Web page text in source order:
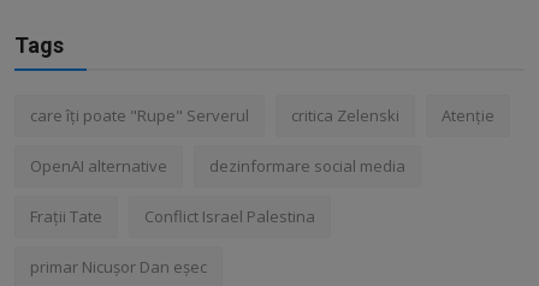
Tags
care îți poate "Rupe" Serverul critica Zelenski Atenție
OpenAI alternative dezinformare social media
Frații Tate Conflict Israel Palestina
primar Nicușor Dan eșec